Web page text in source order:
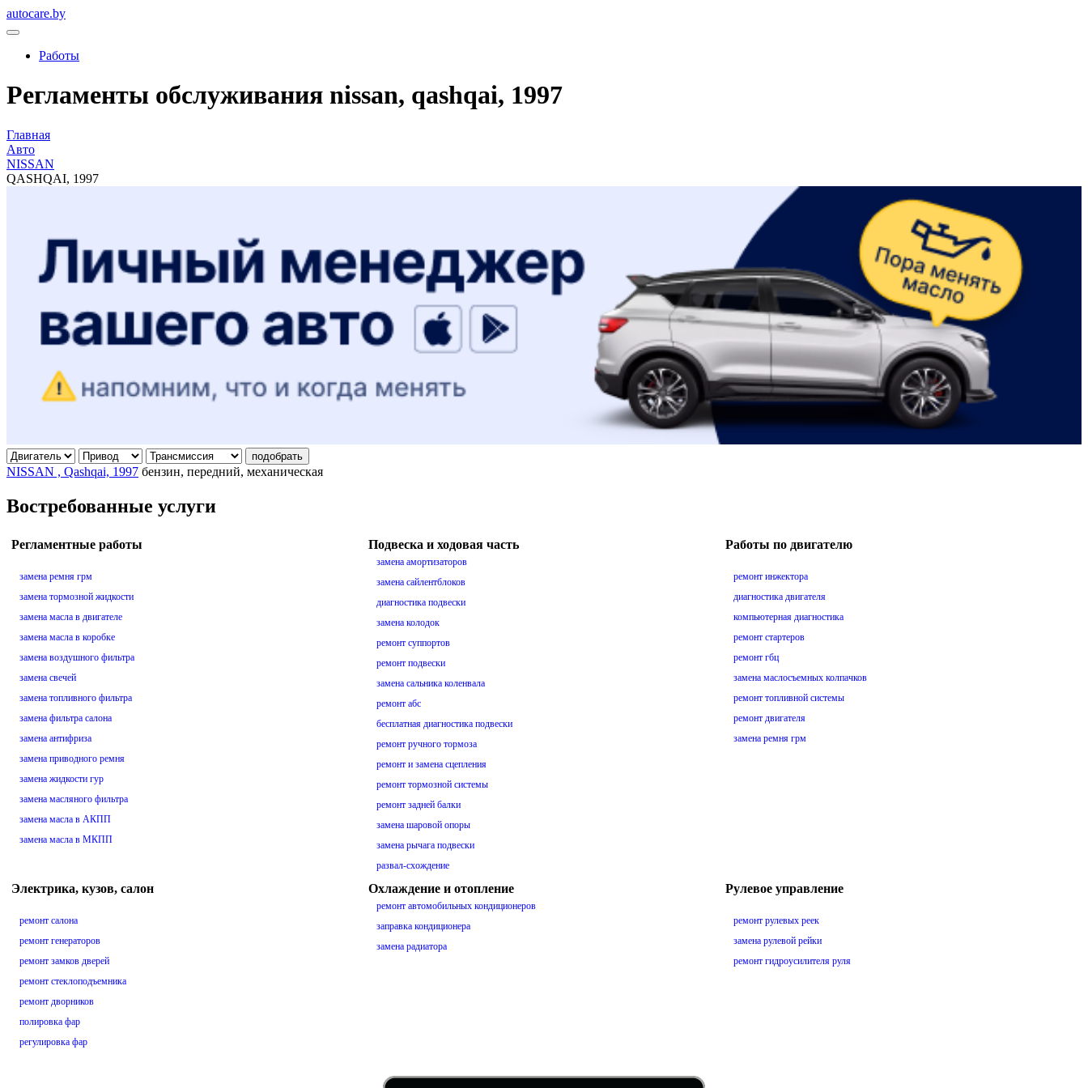
autocare.by
Работы
Регламенты обслуживания nissan, qashqai, 1997
Главная
Авто
NISSAN
QASHQAI, 1997
подобрать
NISSAN , Qashqai, 1997 бензин, передний, механическая
Востребованные услуги
Регламентные работы
замена ремня грм
замена тормозной жидкости
замена масла в двигателе
замена масла в коробке
замена воздушного фильтра
замена свечей
замена топливного фильтра
замена фильтра салона
замена антифриза
замена приводного ремня
замена жидкости гур
замена масляного фильтра
замена масла в АКПП
замена масла в МКПП
Подвеска и ходовая часть
замена амортизаторов
замена сайлентблоков
диагностика подвески
замена колодок
ремонт суппортов
ремонт подвески
замена сальника коленвала
ремонт абс
бесплатная диагностика подвески
ремонт ручного тормоза
ремонт и замена сцепления
ремонт тормозной системы
ремонт задней балки
замена шаровой опоры
замена рычага подвески
развал-схождение
Работы по двигателю
ремонт инжектора
диагностика двигателя
компьютерная диагностика
ремонт стартеров
ремонт гбц
замена маслосъемных колпачков
ремонт топливной системы
ремонт двигателя
замена ремня грм
Электрика, кузов, салон
ремонт салона
ремонт генераторов
ремонт замков дверей
ремонт стеклоподъемника
ремонт дворников
полировка фар
регулировка фар
Охлаждение и отопление
ремонт автомобильных кондиционеров
заправка кондиционера
замена радиатора
Рулевое управление
ремонт рулевых реек
замена рулевой рейки
ремонт гидроусилителя руля